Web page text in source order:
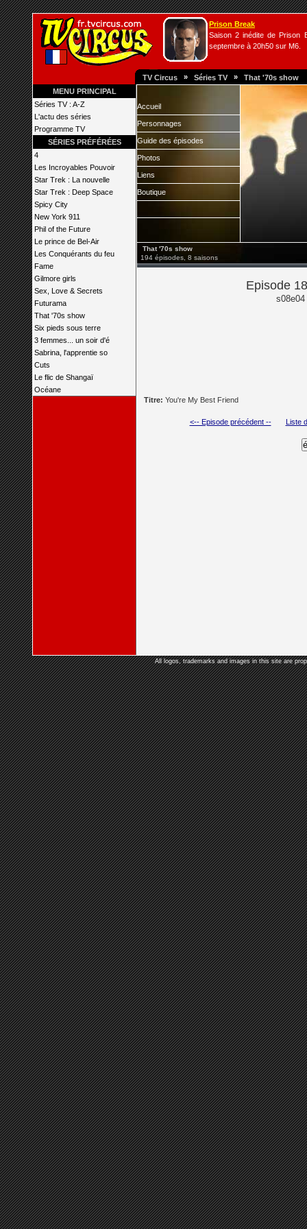
Prison Break
Saison 2 inédite de Prison
septembre à 20h50 sur M6.
TV Circus » Séries TV » That '70s show
MENU PRINCIPAL
Séries TV : A-Z
L'actu des séries
Programme TV
SÉRIES PRÉFÉRÉES
4
Les Incroyables Pouvoir
Star Trek : La nouvelle
Star Trek : Deep Space
Spicy City
New York 911
Phil of the Future
Le prince de Bel-Air
Les Conquérants du feu
Fame
Gilmore girls
Sex, Love & Secrets
Futurama
That '70s show
Six pieds sous terre
3 femmes... un soir d'é
Sabrina, l'apprentie so
Cuts
Le flic de Shangaï
Océane
Accueil
Personnages
Guide des épisodes
Photos
Liens
Boutique
That '70s show
194 épisodes, 8 saisons
Episode
Titre: You're My Best Friend
<-- Episode précédent -- Liste
All logos, trademarks and images in this site are